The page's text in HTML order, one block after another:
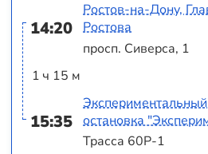
14:20
1 ч 15 м
15:35
Ростов-на-Дону,
Ростова
просп. Сиверса, 1
остановка
Трасса 60Р-1